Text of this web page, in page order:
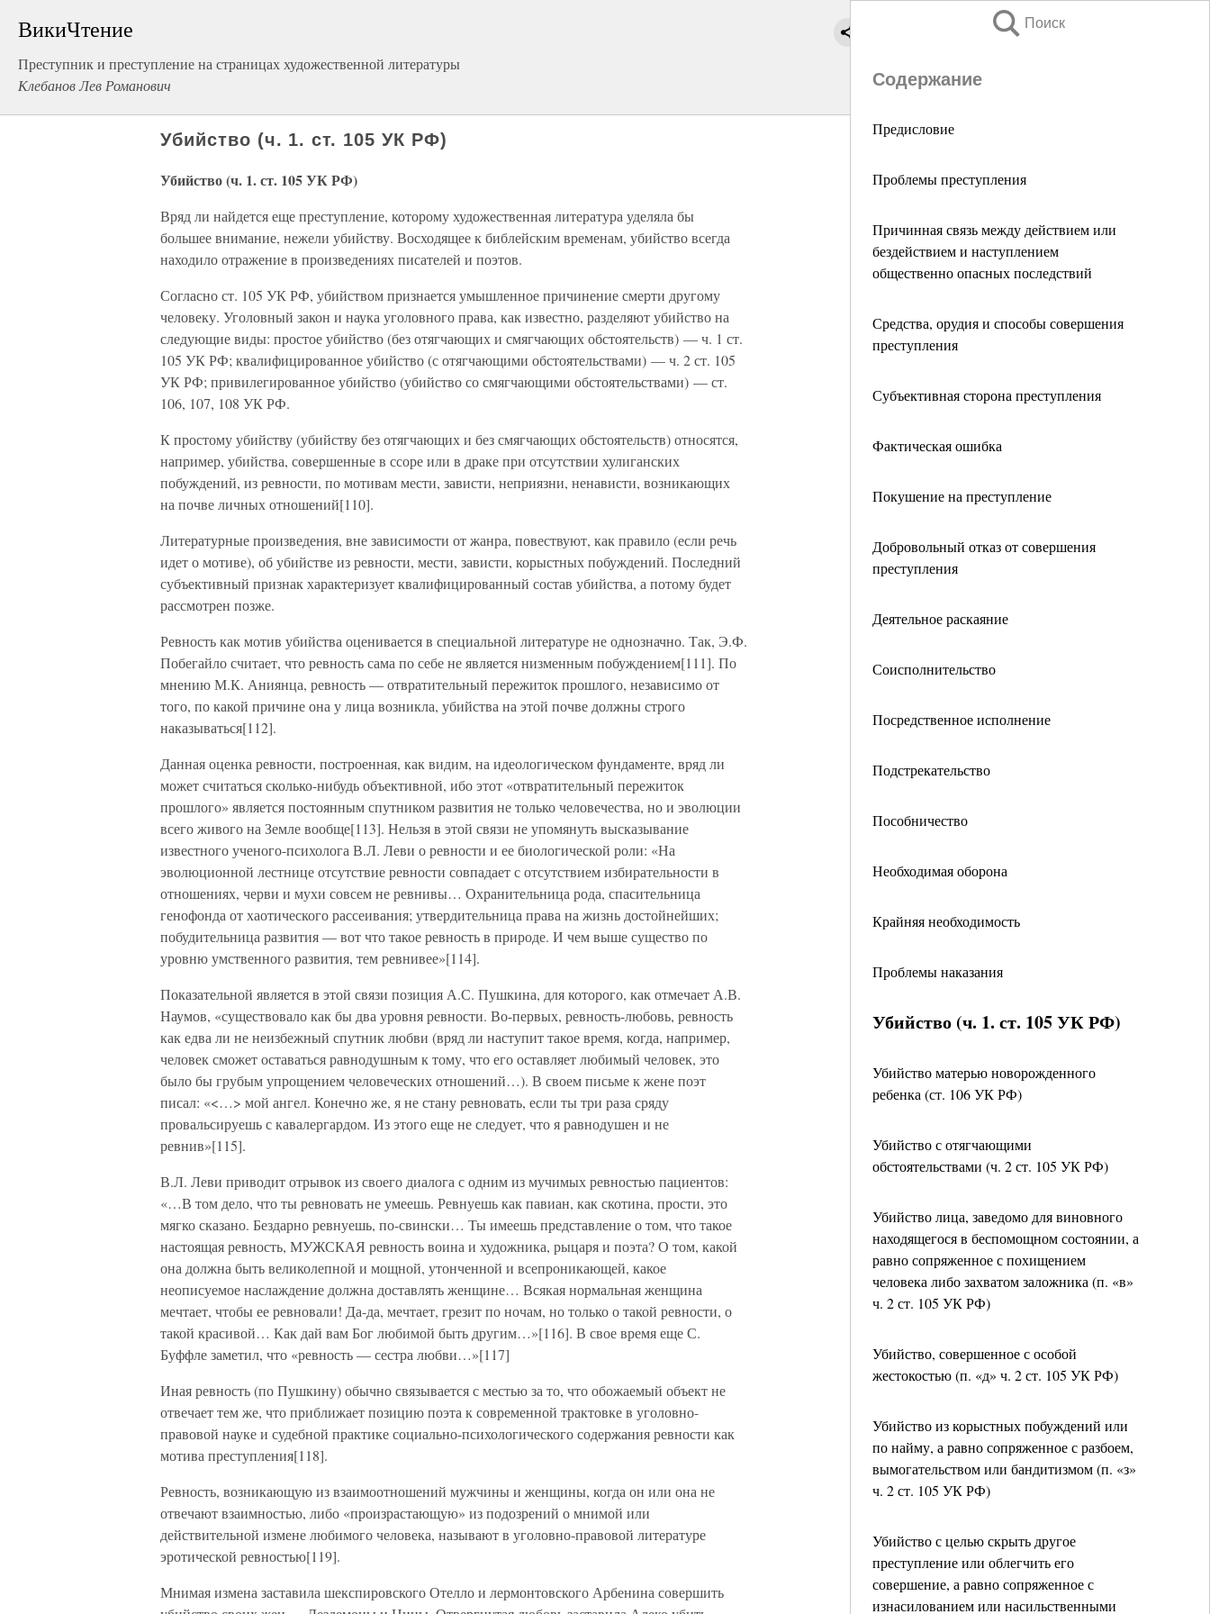
ВикиЧтение
Преступник и преступление на страницах художественной литературы
Клебанов Лев Романович
Поиск
Содержание
Предисловие
Проблемы преступления
Причинная связь между действием или
бездействием и наступлением
общественно опасных последствий
Средства, орудия и способы совершения
преступления
Субъективная сторона преступления
Фактическая ошибка
Покушение на преступление
Добровольный отказ от совершения
преступления
Деятельное раскаяние
Соисполнительство
Посредственное исполнение
Подстрекательство
Пособничество
Необходимая оборона
Крайняя необходимость
Проблемы наказания
Убийство (ч. 1. ст. 105 УК РФ)
Убийство матерью новорожденного
ребенка (ст. 106 УК РФ)
Убийство с отягчающими
обстоятельствами (ч. 2 ст. 105 УК РФ)
Убийство лица, заведомо для виновного
находящегося в беспомощном состоянии, а
равно сопряженное с похищением
человека либо захватом заложника (п. «в»
ч. 2 ст. 105 УК РФ)
Убийство, совершенное с особой
жестокостью (п. «д» ч. 2 ст. 105 УК РФ)
Убийство из корыстных побуждений или
по найму, а равно сопряженное с разбоем,
вымогательством или бандитизмом (п. «з»
ч. 2 ст. 105 УК РФ)
Убийство с целью скрыть другое
преступление или облегчить его
совершение, а равно сопряженное с
изнасилованием или насильственными
Убийство (ч. 1. ст. 105 УК РФ)
Убийство (ч. 1. ст. 105 УК РФ)
Вряд ли найдется еще преступление, которому художественная литература уделяла бы
большее внимание, нежели убийству. Восходящее к библейским временам, убийство всегда
находило отражение в произведениях писателей и поэтов.
Согласно ст. 105 УК РФ, убийством признается умышленное причинение смерти другому
человеку. Уголовный закон и наука уголовного права, как известно, разделяют убийство на
следующие виды: простое убийство (без отягчающих и смягчающих обстоятельств) — ч. 1 ст.
105 УК РФ; квалифицированное убийство (с отягчающими обстоятельствами) — ч. 2 ст. 105
УК РФ; привилегированное убийство (убийство со смягчающими обстоятельствами) — ст.
106, 107, 108 УК РФ.
К простому убийству (убийству без отягчающих и без смягчающих обстоятельств) относятся,
например, убийства, совершенные в ссоре или в драке при отсутствии хулиганских
побуждений, из ревности, по мотивам мести, зависти, неприязни, ненависти, возникающих
на почве личных отношений[110].
Литературные произведения, вне зависимости от жанра, повествуют, как правило (если речь
идет о мотиве), об убийстве из ревности, мести, зависти, корыстных побуждений. Последний
субъективный признак характеризует квалифицированный состав убийства, а потому будет
рассмотрен позже.
Ревность как мотив убийства оценивается в специальной литературе не однозначно. Так, Э.Ф.
Побегайло считает, что ревность сама по себе не является низменным побуждением[111]. По
мнению М.К. Аниянца, ревность — отвратительный пережиток прошлого, независимо от
того, по какой причине она у лица возникла, убийства на этой почве должны строго
наказываться[112].
Данная оценка ревности, построенная, как видим, на идеологическом фундаменте, вряд ли
может считаться сколько-нибудь объективной, ибо этот «отвратительный пережиток
прошлого» является постоянным спутником развития не только человечества, но и эволюции
всего живого на Земле вообще[113]. Нельзя в этой связи не упомянуть высказывание
известного ученого-психолога В.Л. Леви о ревности и ее биологической роли: «На
эволюционной лестнице отсутствие ревности совпадает с отсутствием избирательности в
отношениях, черви и мухи совсем не ревнивы… Охранительница рода, спасительница
генофонда от хаотического рассеивания; утвердительница права на жизнь достойнейших;
побудительница развития — вот что такое ревность в природе. И чем выше существо по
уровню умственного развития, тем ревнивее»[114].
Показательной является в этой связи позиция А.С. Пушкина, для которого, как отмечает А.В.
Наумов, «существовало как бы два уровня ревности. Во-первых, ревность-любовь, ревность
как едва ли не неизбежный спутник любви (вряд ли наступит такое время, когда, например,
человек сможет оставаться равнодушным к тому, что его оставляет любимый человек, это
было бы грубым упрощением человеческих отношений…). В своем письме к жене поэт
писал: «<…> мой ангел. Конечно же, я не стану ревновать, если ты три раза сряду
провальсируешь с кавалергардом. Из этого еще не следует, что я равнодушен и не
ревнив»[115].
В.Л. Леви приводит отрывок из своего диалога с одним из мучимых ревностью пациентов:
«…В том дело, что ты ревновать не умеешь. Ревнуешь как павиан, как скотина, прости, это
мягко сказано. Бездарно ревнуешь, по-свински… Ты имеешь представление о том, что такое
настоящая ревность, МУЖСКАЯ ревность воина и художника, рыцаря и поэта? О том, какой
она должна быть великолепной и мощной, утонченной и всепроникающей, какое
неописуемое наслаждение должна доставлять женщине… Всякая нормальная женщина
мечтает, чтобы ее ревновали! Да-да, мечтает, грезит по ночам, но только о такой ревности, о
такой красивой… Как дай вам Бог любимой быть другим…»[116]. В свое время еще С.
Буффле заметил, что «ревность — сестра любви…»[117]
Иная ревность (по Пушкину) обычно связывается с местью за то, что обожаемый объект не
отвечает тем же, что приближает позицию поэта к современной трактовке в уголовно-
правовой науке и судебной практике социально-психологического содержания ревности как
мотива преступления[118].
Ревность, возникающую из взаимоотношений мужчины и женщины, когда он или она не
отвечают взаимностью, либо «произрастающую» из подозрений о мнимой или
действительной измене любимого человека, называют в уголовно-правовой литературе
эротической ревностью[119].
Мнимая измена заставила шекспировского Отелло и лермонтовского Арбенина совершить